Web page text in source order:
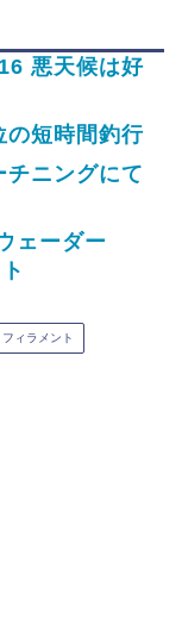
悪天候は好
の短時間釣行
チニングにて
ェーダー
ィラメント